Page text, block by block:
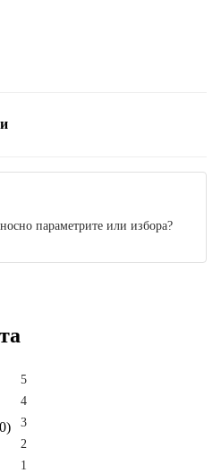
параметрите или избора?
)
5
4
3
2
1